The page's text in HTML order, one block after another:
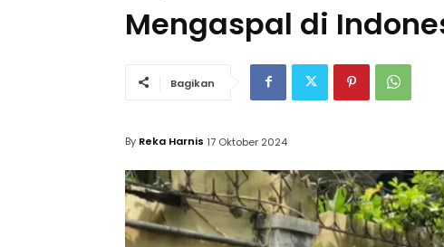
Mengaspal di
Bagikan
By Reka Harnis 17 Oktober 2024